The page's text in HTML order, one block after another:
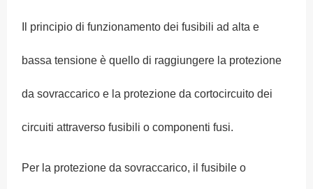
Il principio di funzionamento dei fusibili ad alta e
bassa tensione è quello di raggiungere la protezione
da sovraccarico e la protezione da cortocircuito dei
circuiti attraverso fusibili o componenti fusi.
Per la protezione da sovraccarico, il fusibile o